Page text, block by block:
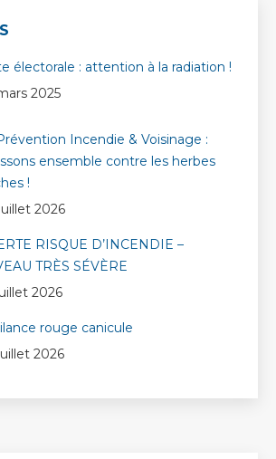
électorale : attention à la radiation !
2025
Incendie & Voisinage :
ensemble contre les herbes
!
2026
RISQUE D’INCENDIE –
TRÈS SÉVÈRE
2026
rouge canicule
2026